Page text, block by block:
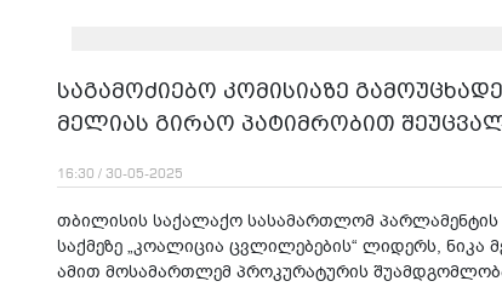
საგამოძიებო კომისიაზე
მელიას გირაო პატიმრობით
16:30 / 30-05-2025
თბილისის საქალაქო სასამართლომ პარლამენტის
საქმეზე „კოალიცია ცვლილებების“ ლიდერს, ნიკა
ამით მოსამართლემ პროკურატურის